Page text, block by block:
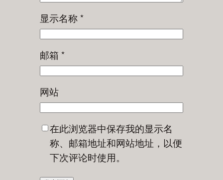
显示名称*
邮箱 *
网站
在此浏览器中保存我的显示名
称、邮箱地址和网站地址，以便
下次评论时使用。